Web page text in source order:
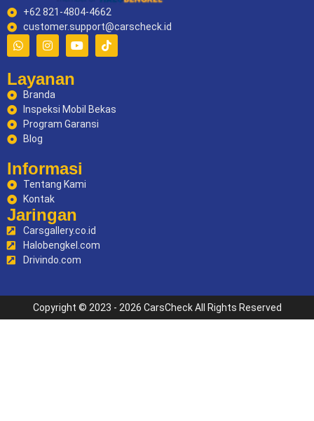
+62 821-4804-4662
customer.support@carscheck.id
Layanan
Branda
Inspeksi Mobil Bekas
Program Garansi
Blog
Informasi
Tentang Kami
Kontak
Jaringan
Carsgallery.co.id
Halobengkel.com
Drivindo.com
Copyright © 2023 - 2026 CarsCheck All Rights Reserved